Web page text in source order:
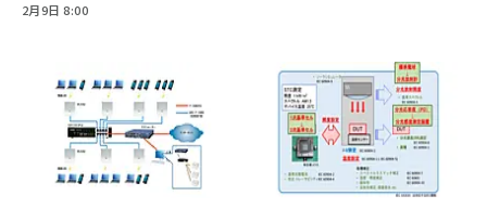
2月9日 8:00